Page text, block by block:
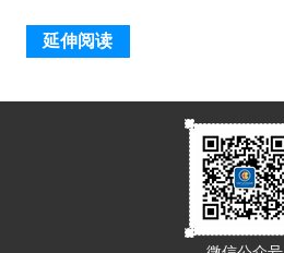
延伸阅读